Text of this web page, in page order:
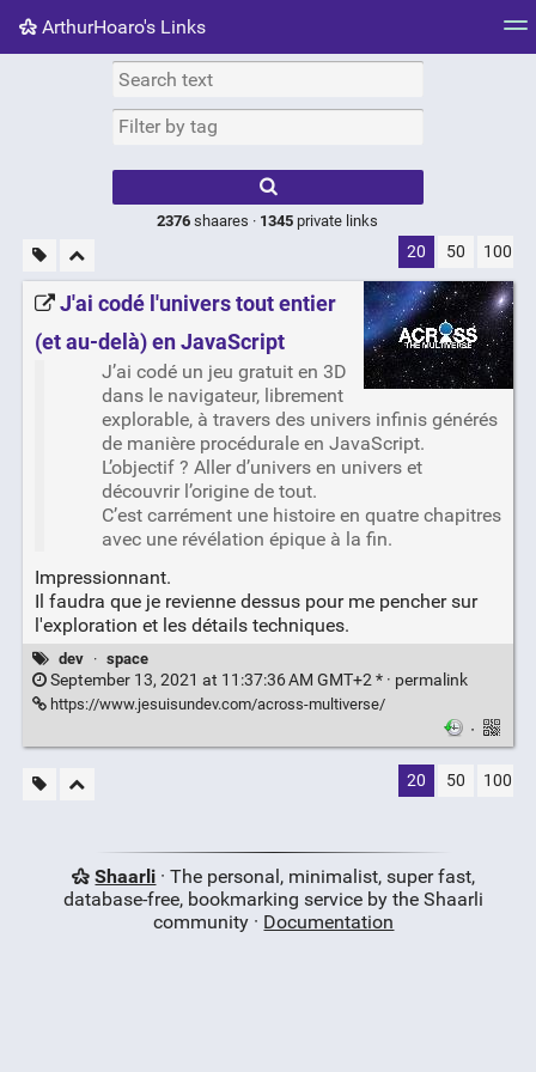
ArthurHoaro's Links
Picture wall
results.
2376 shaares · 1345 private links
20 50 100
J'ai codé l'univers tout entier
(et au-delà) en JavaScript
J’ai codé un jeu gratuit en 3D
dans le navigateur, librement
explorable, à travers des univers infinis générés
de manière procédurale en JavaScript.
L’objectif ? Aller d’univers en univers et
découvrir l’origine de tout.
C’est carrément une histoire en quatre chapitres
avec une révélation épique à la fin.
Impressionnant.
Il faudra que je revienne dessus pour me pencher sur
l'exploration et les détails techniques.
dev · space
September 13, 2021 at 11:37:36 AM GMT+2 * · permalink
https://www.jesuisundev.com/across-multiverse/
·
20 50 100
Shaarli · The personal, minimalist, super fast,
database-free, bookmarking service by the Shaarli
community · Documentation